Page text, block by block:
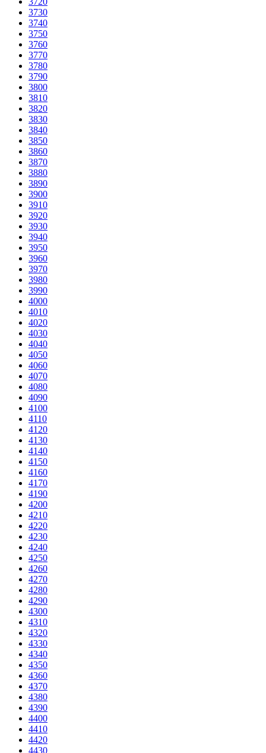
3730
3740
3750
3760
3770
3780
3790
3800
3810
3820
3830
3840
3850
3860
3870
3880
3890
3900
3910
3920
3930
3940
3950
3960
3970
3980
3990
4000
4010
4020
4030
4040
4050
4060
4070
4080
4090
4100
4110
4120
4130
4140
4150
4160
4170
4190
4200
4210
4220
4230
4240
4250
4260
4270
4280
4290
4300
4310
4320
4330
4340
4350
4360
4370
4380
4390
4400
4410
4420
4430